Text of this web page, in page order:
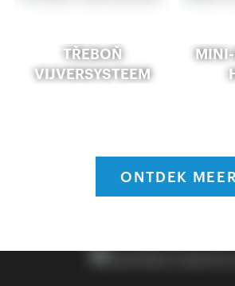
TŘEBOŇ
VIJVERSYSTEEM
MINI-
ONTDEK MEER